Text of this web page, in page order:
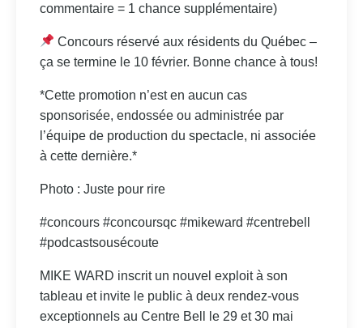
commentaire = 1 chance supplémentaire)
Concours réservé aux résidents du Québec –
ça se termine le 10 février. Bonne chance à tous!
*Cette promotion n’est en aucun cas
sponsorisée, endossée ou administrée par
l’équipe de production du spectacle, ni associée
à cette dernière.*
Photo : Juste pour rire
#concours #concoursqc #mikeward #centrebell
#podcastsousécoute
MIKE WARD inscrit un nouvel exploit à son
tableau et invite le public à deux rendez-vous
exceptionnels au Centre Bell le 29 et 30 mai